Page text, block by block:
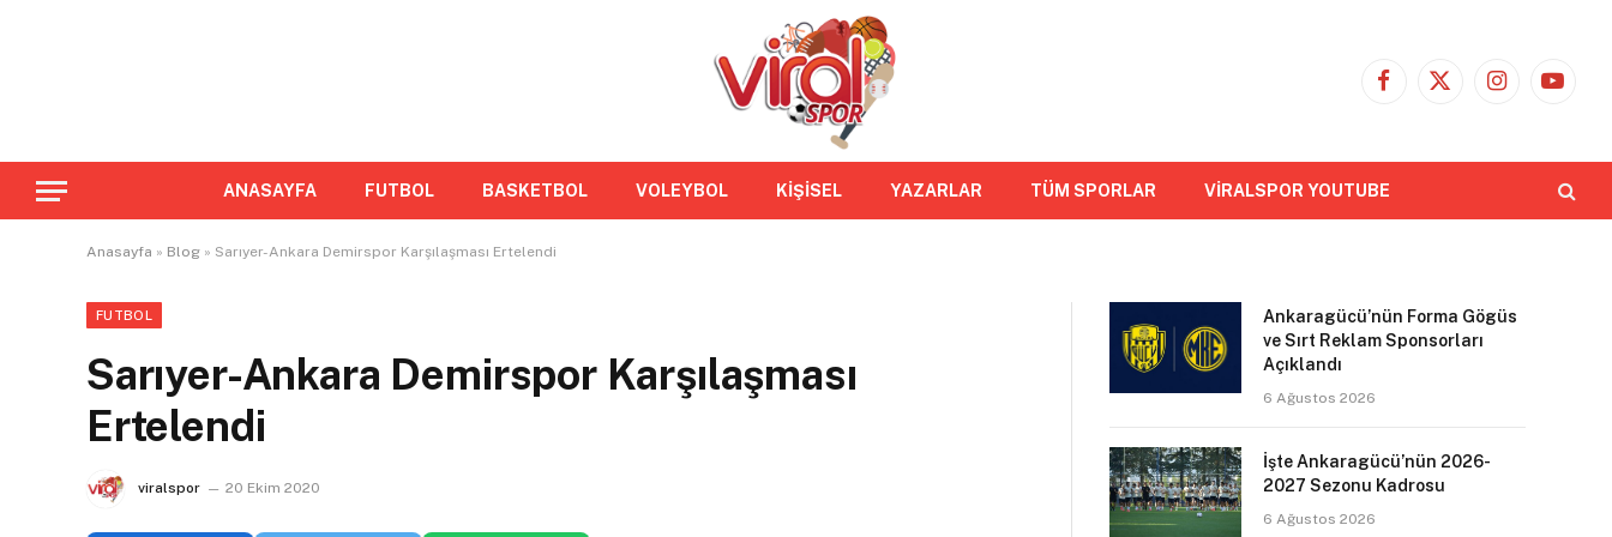
Facebook
X
Instagram
ANASAYFA FUTBOL BASKETBOL VOLEYBOL KİŞİSEL YAZARLAR TÜM SPORLAR VİRALSPOR YOUTUBE
Anasayfa » Blog » Sarıyer-Ankara Demirspor Karşılaşması Ertelendi
FUTBOL
Sarıyer-Ankara Demirspor Karşılaşması
Ertelendi
viralspor 20 Ekim 2020
Ankaragücü’nün Forma Gögüs
ve Sırt Reklam Sponsorları
Açıklandı
6 Ağustos 2026
İşte Ankaragücü’nün 2026-
2027 Sezonu Kadrosu
6 Ağustos 2026